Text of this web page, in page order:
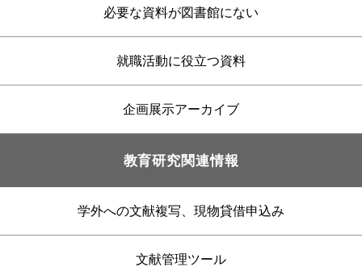
必要な資料が図書館にない
就職活動に役立つ資料
企画展示アーカイブ
教育研究関連情報
学外への文献複写、現物貸借申込み
文献管理ツール